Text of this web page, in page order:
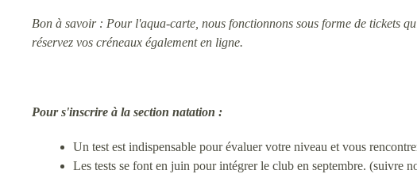
Bon à savoir : Pour l'aqua-carte, nous fonctionnons sous forme de tickets
réservez vos créneaux également en ligne.
Pour s'inscrire à la section natation :
Un test est indispensable pour évaluer votre niveau et vous
Les tests se font en juin pour intégrer le club en septembre. (suivre